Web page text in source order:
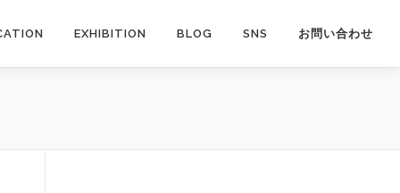
EXHIBITION BLOG SNS お問い合わせ